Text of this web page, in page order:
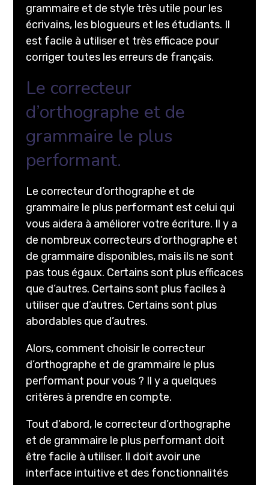
grammaire et de style très utile pour les
écrivains, les blogueurs et les étudiants. Il
est facile à utiliser et très efficace pour
corriger toutes les erreurs de français.
Le correcteur
d’orthographe et de
grammaire le plus
performant.
Le correcteur d’orthographe et de
grammaire le plus performant est celui qui
vous aidera à améliorer votre écriture. Il y a
de nombreux correcteurs d’orthographe et
de grammaire disponibles, mais ils ne sont
pas tous égaux. Certains sont plus efficaces
que d’autres. Certains sont plus faciles à
utiliser que d’autres. Certains sont plus
abordables que d’autres.
Alors, comment choisir le correcteur
d’orthographe et de grammaire le plus
performant pour vous ? Il y a quelques
critères à prendre en compte.
Tout d’abord, le correcteur d’orthographe
et de grammaire le plus performant doit
être facile à utiliser. Il doit avoir une
interface intuitive et des fonctionnalités